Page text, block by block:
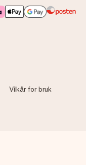
Vilkår for bruk